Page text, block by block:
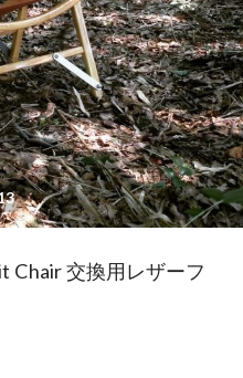
Chair 交換用レザーフ